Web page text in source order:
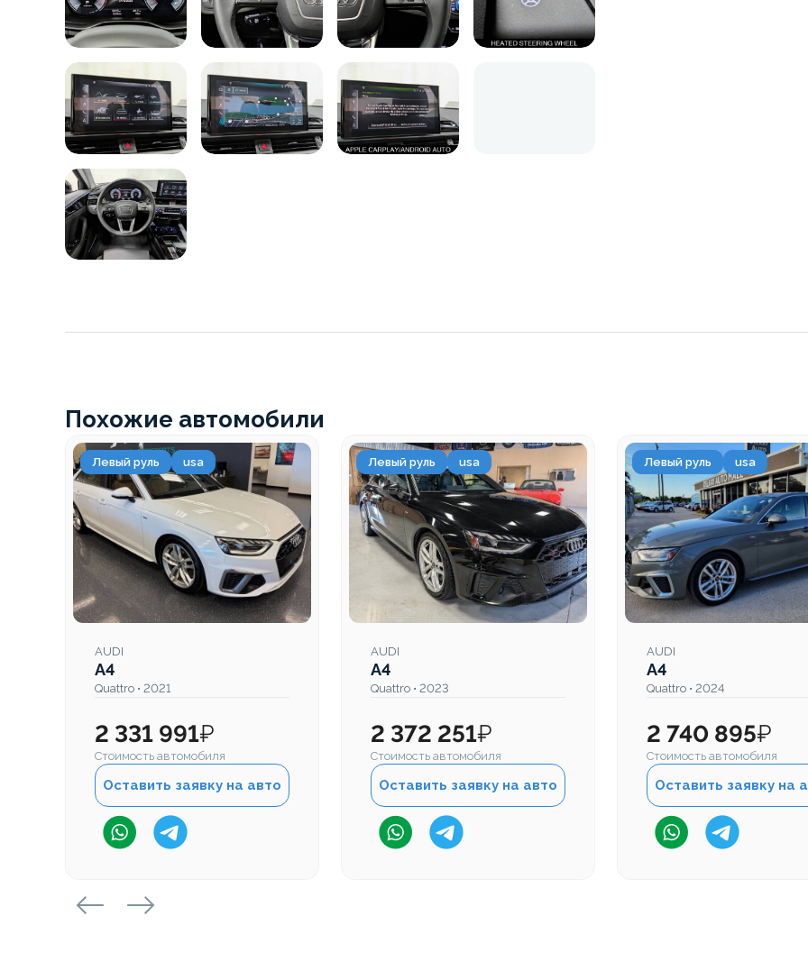
Похожие автомобили
Левый руль usa
AUDI
A4
Quattro • 2021
2 331 991₽
Стоимость автомобиля
Оставить заявку на авто
Левый руль usa
AUDI
A4
Quattro • 2023
2 372 251₽
Стоимость автомобиля
Оставить заявку на авто
Левый руль usa
AUDI
A4
Quattro • 2024
2 740 895₽
Стоимость автомобиля
Оставить заявку на